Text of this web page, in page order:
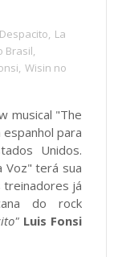
Despacito, La
Brasil,
, Wisin no
musical "The
para
Unidos.
Voz" terá sua
treinadores já
do rock
Luis Fonsi